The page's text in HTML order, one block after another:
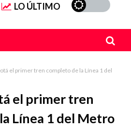
LO ÚLTIMO
el primer tren completo de la Línea 1 del
el primer tren
Línea 1 del Metro